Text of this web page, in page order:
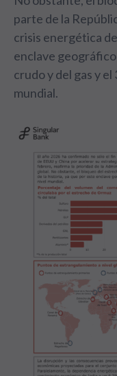
parte de la
crisis energética
enclave
crudo y del gas y
mundial.